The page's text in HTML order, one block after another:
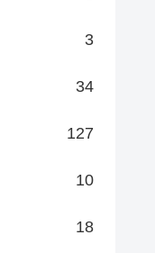
3
34
127
10
18